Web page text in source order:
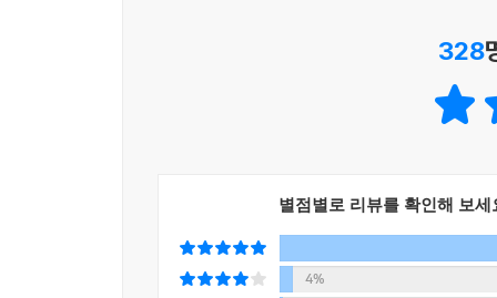
이후부터 현대에 이르는 근현대사는 사건을 중
학창 시절 내내 역사를 배우고, 다양한 콘텐츠
한국사》가 역사의 망망대해 속에서 자꾸만 길을
328
별점별로 리뷰를 확인해 보세
4%